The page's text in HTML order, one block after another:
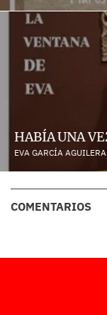
HABÍA UNA
EVA GARCÍA AGUILERA
COMENTARIOS